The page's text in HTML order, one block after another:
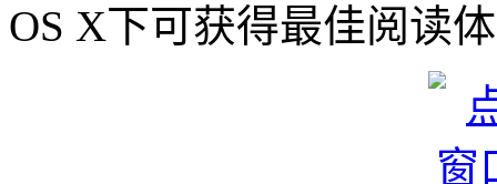
OS X下可获得最佳阅读